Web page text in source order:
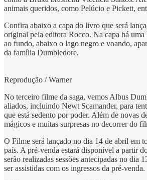
animais queridos, como Pelúcio e Pickett,
Confira abaixo a capa do livro que será
original pela editora Rocco. Na capa há
ao fundo, abaixo o lago negro e voando,
da família Dumbledore.
Reprodução / Warner
No terceiro filme da saga, vemos Albus
aliados, incluindo Newt Scamander, para
que está sedento por poder. Além de novas
mágicos e muitas surpresas no decorrer do
O Filme será lançado no dia 14 de abril em
país. A pré-venda estará disponível a partir
serão realizadas sessões antecipadas no dia
ser assistidas com os ingressos da pré-venda.